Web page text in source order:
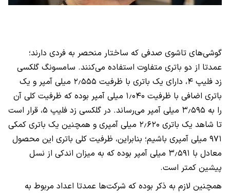
گوشی‌های تاشوی صدفی که ساختار منحصر به فردی دارند؛
عمدتا از دو باتری متفاوت استفاده می‌کنند. سامسونگ گلکسی
زد فلیپ ۴، دارای یک باتری با ظرفیت ۲٫۵۵۵ میلی آمپر و یک
باتری اضافی با ظرفیت ۱٫۰۴۰ میلی آمپر بوده که ظرفیت کلی آن
را به ۳٫۵۹۵ میلی آمپر می‌رساند. در گلکسی زد فلیپ ۵، قرار است
تا شاهد یک باتری ۲٫۶۲۰ میلی آمپری و همچنین یک باتری کمکی
۹۷۱ میلی آمپری باشیم؛ بنابراین، ظرفیت کلی باتری این محصول
معادل با ۳٫۵۹۱ میلی آمپر بوده که به میزان اندکی از نسل
پیشین کمتر است.
همچنین لازم به ذکر بوده که شرکت‌ها عمدتا اعداد مربوط به